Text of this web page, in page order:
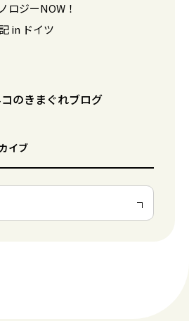
ロジーNOW！
in ドイツ
のきまぐれブログ
イブ